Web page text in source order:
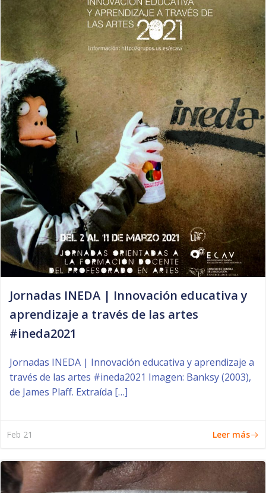
Jornadas INEDA | Innovación educativa y
aprendizaje a través de las artes
#ineda2021
Jornadas INEDA | Innovación educativa y aprendizaje a
través de las artes #ineda2021 Imagen: Banksy (2003),
de James Plaff. Extraída […]
Feb 21 Leer más